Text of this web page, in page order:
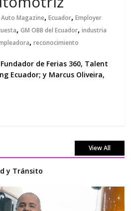
Auto Magazine,Ecuador,Employer
,GM OBB del Ecuador,industria
,reconocimiento
de Ferias 360, Talent
Ecuador; y Marcus Oliveira,
View All
y Tránsito